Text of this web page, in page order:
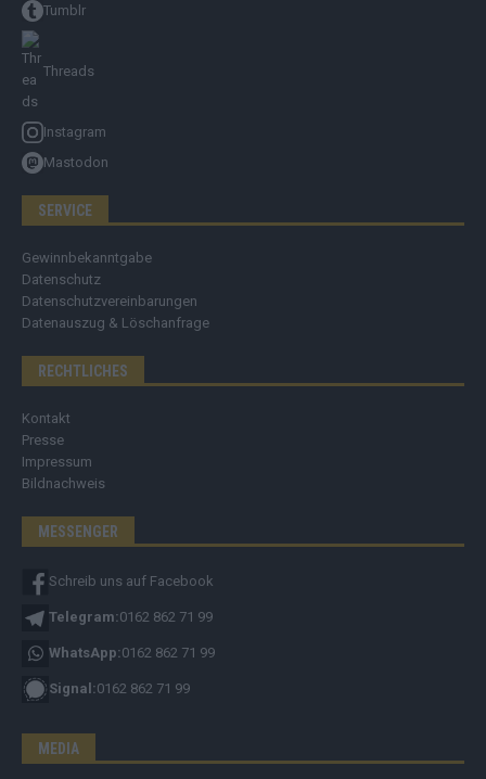
Tumblr
Threads
Instagram
Mastodon
SERVICE
Gewinnbekanntgabe
Datenschutz
Datenschutzvereinbarungen
Datenauszug & Löschanfrage
RECHTLICHES
Kontakt
Presse
Impressum
Bildnachweis
MESSENGER
Schreib uns auf Facebook
Telegram:0162 862 71 99
WhatsApp:0162 862 71 99
Signal:0162 862 71 99
MEDIA